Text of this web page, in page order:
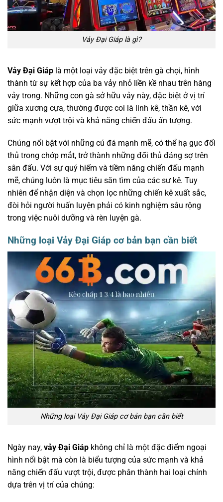
Vảy Đại Giáp là gì?
Vảy Đại Giáp là một loại vảy đặc biệt trên gà chọi, hình
thành từ sự kết hợp của ba vảy nhỏ liền kề nhau trên hàng
vảy trong. Những con gà sở hữu vảy này, đặc biệt ở vị trí
giữa xương cựa, thường được coi là linh kê, thần kê, với
sức mạnh vượt trội và khả năng chiến đấu ấn tượng.
Chúng nổi bật với những cú đá mạnh mẽ, có thể hạ gục đối
thủ trong chớp mắt, trở thành những đối thủ đáng sợ trên
sân đấu. Với sự quý hiếm và tiềm năng chiến đấu mạnh
mẽ, chúng luôn là mục tiêu săn tìm của các sư kê. Tuy
nhiên để nhận diện và chọn lọc những chiến kê xuất sắc,
đòi hỏi người huấn luyện phải có kinh nghiệm sâu rộng
trong việc nuôi dưỡng và rèn luyện gà.
Những loại Vảy Đại Giáp cơ bản bạn cần biết
Những loại Vảy Đại Giáp cơ bản bạn cần biết
Ngày nay, vảy Đại Giáp không chỉ là một đặc điểm ngoại
hình nổi bật mà còn là biểu tượng của sức mạnh và khả
năng chiến đấu vượt trội, được phân thành hai loại chính
dựa trên vị trí của chúng: